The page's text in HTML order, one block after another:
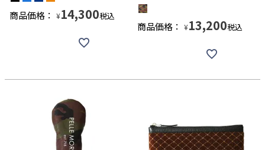
商品価格： ¥14,300税込
商品価格： ¥13,200税込